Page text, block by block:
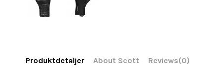
Produktdetaljer About Scott Reviews(0)